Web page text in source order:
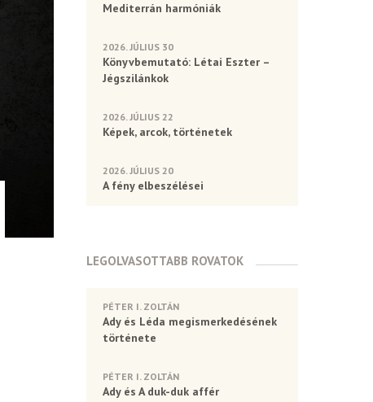
Mediterrán harmóniák
2026. JÚLIUS 30
Könyvbemutató: Létai Eszter –
Jégszilánkok
2026. JÚLIUS 22
Képek, arcok, történetek
2026. JÚLIUS 20
A fény elbeszélései
LEGOLVASOTTABB ROVATOK
PÉTER I. ZOLTÁN
Ady és Léda megismerkedésének
története
PÉTER I. ZOLTÁN
Ady és A duk-duk affér